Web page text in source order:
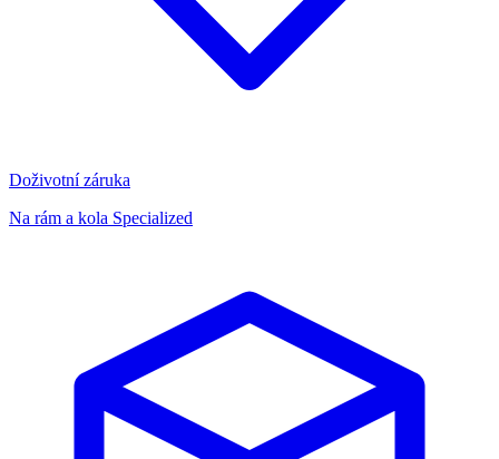
Doživotní záruka
Na rám a kola Specialized